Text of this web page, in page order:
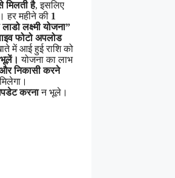
मिलती है, इसलिए
हर महीने की 1
लक्ष्मी योजना”
फोटो अपलोड
में आई हुई राशि को
भूलें।योजना का लाभ
निकासी करने
करनान भूले।